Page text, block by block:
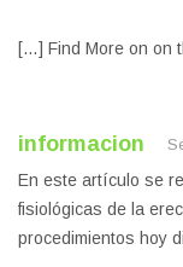
[…] Find More on on
informacion
En este artículo se
fisiológicas de la
procedimientos hoy